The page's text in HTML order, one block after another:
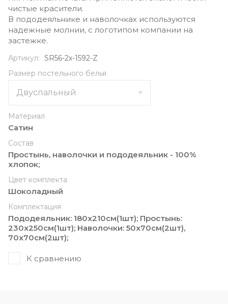
чистые красители.
В пододеяльнике и наволочках используются
надежные молнии, с логотипом компании на
застежке.
Артикул: SR56-2х-1592-Z
Размер постельного белья
Материал
Сатин
Состав
Простынь, наволочки и пододеяльник - 100%
хлопок;
Цвет комплекта
Шоколадный
Комплектация
Пододеяльник: 180х210cм(1шт); Простынь:
230x250cм(1шт); Наволочки: 50х70cм(2шт),
70х70cм(2шт);
К сравнению